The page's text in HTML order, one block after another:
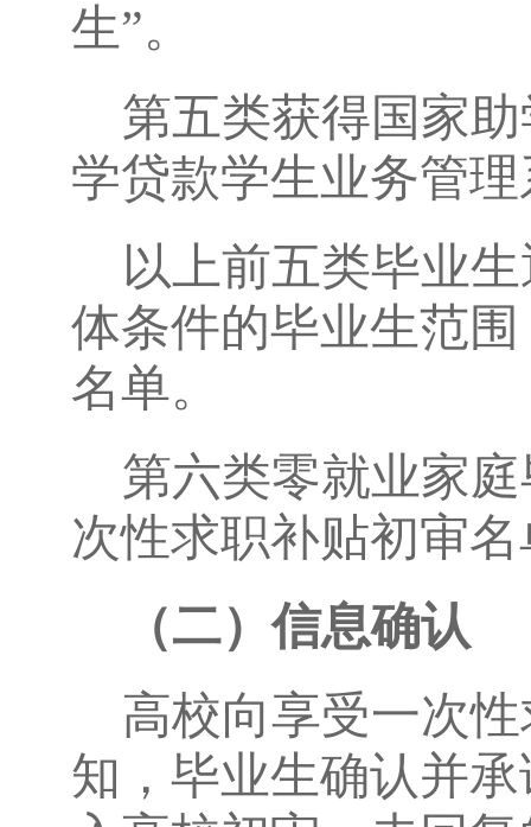
生”。
第五类获得国家
学贷款学生业务管
以上前五类毕业
体条件的毕业生范
名单。
第六类零就业家
次性求职补贴初审
（二）信息确认
高校向享受一次
知，毕业生确认并